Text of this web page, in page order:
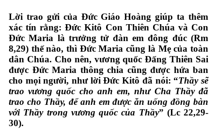
Lời trao gửi của Đức Giáo Hoàng giúp ta thêm
xác tín rằng: Đức Kitô Con Thiên Chúa và Con
Đức Maria là trưởng tử đàn em đông đúc (Rm
8,29) thế nào, thì Đức Maria cũng là Mẹ của toàn
dân Chúa. Cho nên, vương quốc Đấng Thiên Sai
được Đức Maria thông chia cũng được hứa ban
cho mọi người, như lời Đức Kitô đã nói: “Thầy sẽ
trao vương quốc cho anh em, như Cha Thầy đã
trao cho Thầy, để anh em được ăn uống đồng bàn
với Thầy trong vương quốc của Thầy” (Lc 22,29-
30).